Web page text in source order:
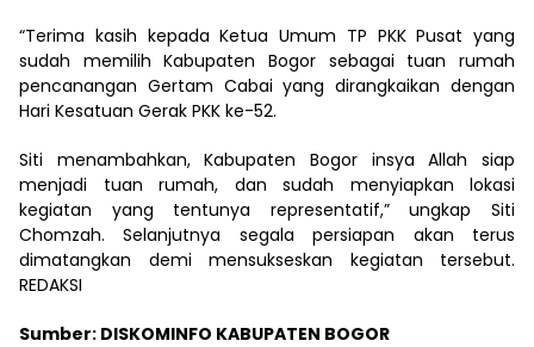
“Terima kasih kepada Ketua Umum TP PKK Pusat yang
sudah memilih Kabupaten Bogor sebagai tuan rumah
pencanangan Gertam Cabai yang dirangkaikan dengan
Hari Kesatuan Gerak PKK ke-52.
Siti menambahkan, Kabupaten Bogor insya Allah siap
menjadi tuan rumah, dan sudah menyiapkan lokasi
kegiatan yang tentunya representatif,” ungkap Siti
Chomzah. Selanjutnya segala persiapan akan terus
dimatangkan demi mensukseskan kegiatan tersebut.
REDAKSI
Sumber: DISKOMINFO KABUPATEN BOGOR